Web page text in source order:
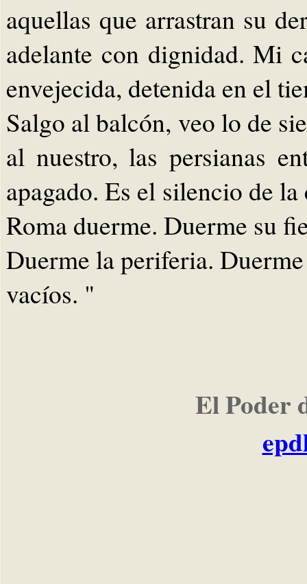
aquellas que arrastran su
adelante con dignidad. Mi
envejecida, detenida en el
Salgo al balcón, veo lo de
al nuestro, las persianas
apagado. Es el silencio de
Roma duerme. Duerme su
Duerme la periferia.
vacíos. "
El Poder